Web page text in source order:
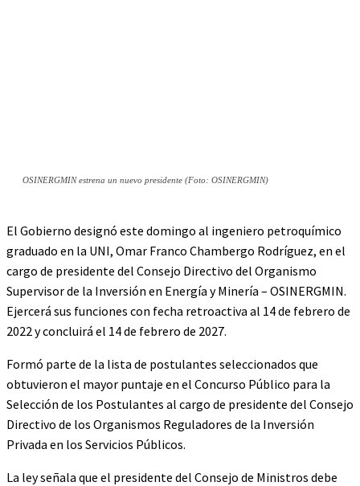
OSINERGMIN estrena un nuevo presidente (Foto: OSINERGMIN)
El Gobierno designó este domingo al ingeniero petroquímico
graduado en la UNI, Omar Franco Chambergo Rodríguez, en el
cargo de presidente del Consejo Directivo del Organismo
Supervisor de la Inversión en Energía y Minería – OSINERGMIN.
Ejercerá sus funciones con fecha retroactiva al 14 de febrero de
2022 y concluirá el 14 de febrero de 2027.
Formó parte de la lista de postulantes seleccionados que
obtuvieron el mayor puntaje en el Concurso Público para la
Selección de los Postulantes al cargo de presidente del Consejo
Directivo de los Organismos Reguladores de la Inversión
Privada en los Servicios Públicos.
La ley señala que el presidente del Consejo de Ministros debe